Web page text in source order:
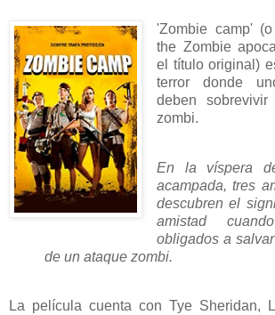
'Zombie camp'
the Zombie
el título original)
terror donde
deben
zombi.
En la víspera
acampada, tres
descubren el
amistad
obligados a
de un ataque zombi.
La película cuenta con Tye Sheridan,